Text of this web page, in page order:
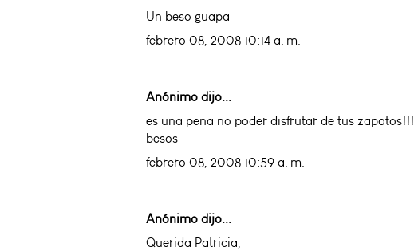
Un beso guapa
febrero 08, 2008 10:14 a. m.
Anónimo dijo...
es una pena no poder disfrutar de tus zapatos!!!
besos
febrero 08, 2008 10:59 a. m.
Anónimo dijo...
Querida Patricia,